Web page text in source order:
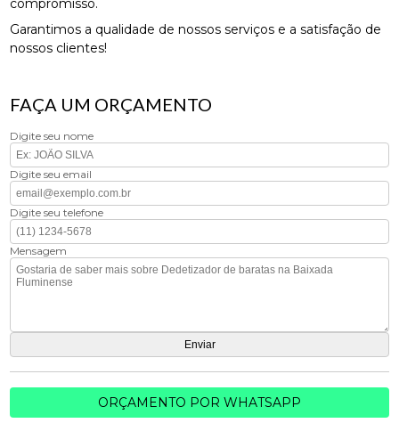
compromisso.
Garantimos a qualidade de nossos serviços e a satisfação de
nossos clientes!
FAÇA UM ORÇAMENTO
Digite seu nome
Digite seu email
Digite seu telefone
Mensagem
ORÇAMENTO POR WHATSAPP